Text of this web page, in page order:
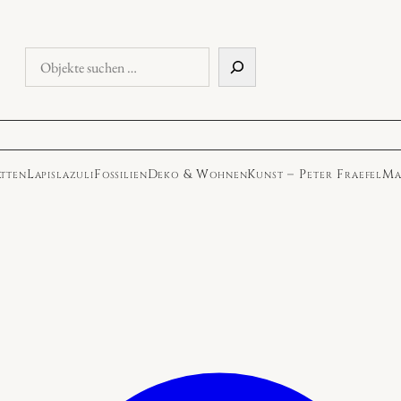
Objekte
suchen
LapislazuliFossilienDeko & WohnenKunst – Peter Fraefel